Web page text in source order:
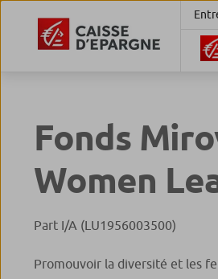
Fonds
Women
Part I/A (LU1956003500)
Promouvoir la diversité et les